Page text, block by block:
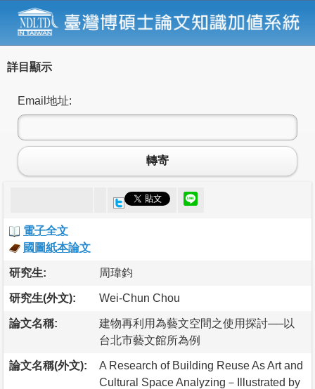
詳目顯示
Email地址:
轉寄
電子全文
國圖紙本論文
研究生: 周瑋鈞
研究生(外文): Wei-Chun Chou
論文名稱:
建物再利用為藝文空間之使用探討──以
台北市藝文館所為例
論文名稱(外文):
A Research of Building Reuse As Art and
Cultural Space Analyzing－Illustrated by